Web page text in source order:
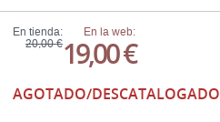
En tienda:
20,00 €
En la web:
19,00 €
AGOTADO/DESCATALOGADO